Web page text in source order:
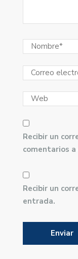
Recibir un
comentarios
Recibir un
entrada.